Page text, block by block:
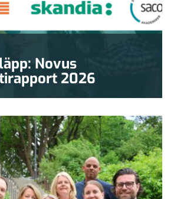
Novus
2026